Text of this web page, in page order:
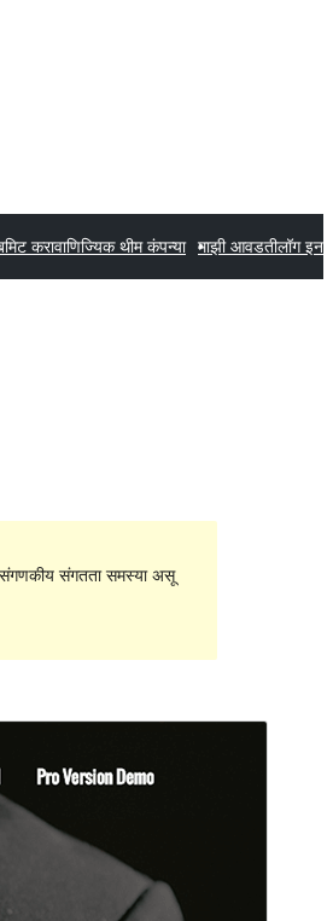
करावाणिज्यिक थीम कंपन्या माझी आवडतीलॉग इन
संगतता समस्या असू